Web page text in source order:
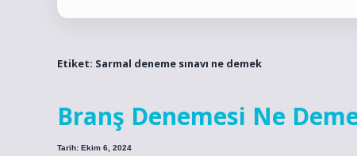
Etiket: Sarmal deneme sınavı ne demek
Branş Denemesi Ne
Tarih: Ekim 6, 2024